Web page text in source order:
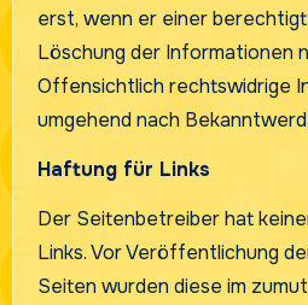
erst, wenn er einer
Löschung der Informationen
Offensichtlich rechtswidrige
umgehend nach
Haftung für Links
Der Seitenbetreiber hat
Links. Vor Veröffentlichung
Seiten wurden diese im